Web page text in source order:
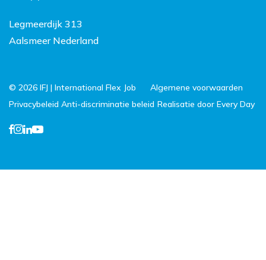
Legmeerdijk 313
Aalsmeer Nederland
© 2026 IFJ | International Flex Job
Algemene voorwaarden
Privacybeleid Anti-discriminatie beleid Realisatie door Every Day